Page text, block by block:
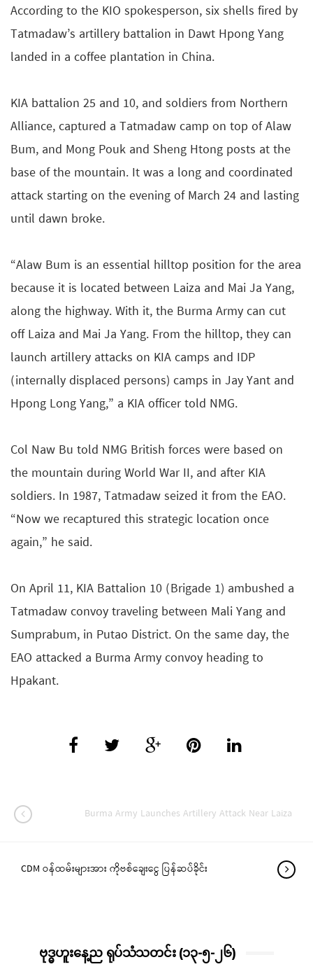
According to the KIO spokesperson, six shells fired by
Tatmadaw’s artillery battalion in Dawt Hpong Yang
landed in a coffee plantation in China.
KIA battalion 25 and 10, and soldiers from Northern
Alliance, captured a Tatmadaw camp on top of Alaw
Bum, and Mong Pouk and Sheng Htong posts at the
base of the mountain. It was a long and coordinated
attack starting on the evening of March 24 and lasting
until dawn broke.
“Alaw Bum is an essential hilltop position for the area
because it is located between Laiza and Mai Ja Yang,
along the highway. With it, the Burma Army can cut
off Laiza and Mai Ja Yang. From the hilltop, they can
launch artillery attacks on KIA camps and IDP
(internally displaced persons) camps in Jay Yant and
Hpong Long Yang,” a KIA officer told NMG.
Col Naw Bu told NMG British forces were based on
the mountain during World War II, and after KIA
soldiers. In 1987, Tatmadaw seized it from the EAO.
“Now we recaptured this strategic location once
again,” he said.
On April 11, KIA Battalion 10 (Brigade 1) ambushed a
Tatmadaw convoy traveling between Mali Yang and
Sumprabum, in Putao District. On the same day, the
EAO attacked a Burma Army convoy heading to
Hpakant.
Burma Army Launches Artillery Attack Near Laiza
CDM ဝန်ထမ်းများအား ကိုဗစ်ချေးငွေ ပြန်ဆပ်ခိုင်း
ဗုဒ္ဓဟူးနေ့ည ရုပ်သံသတင်း (၁၃-၅-၂၆)